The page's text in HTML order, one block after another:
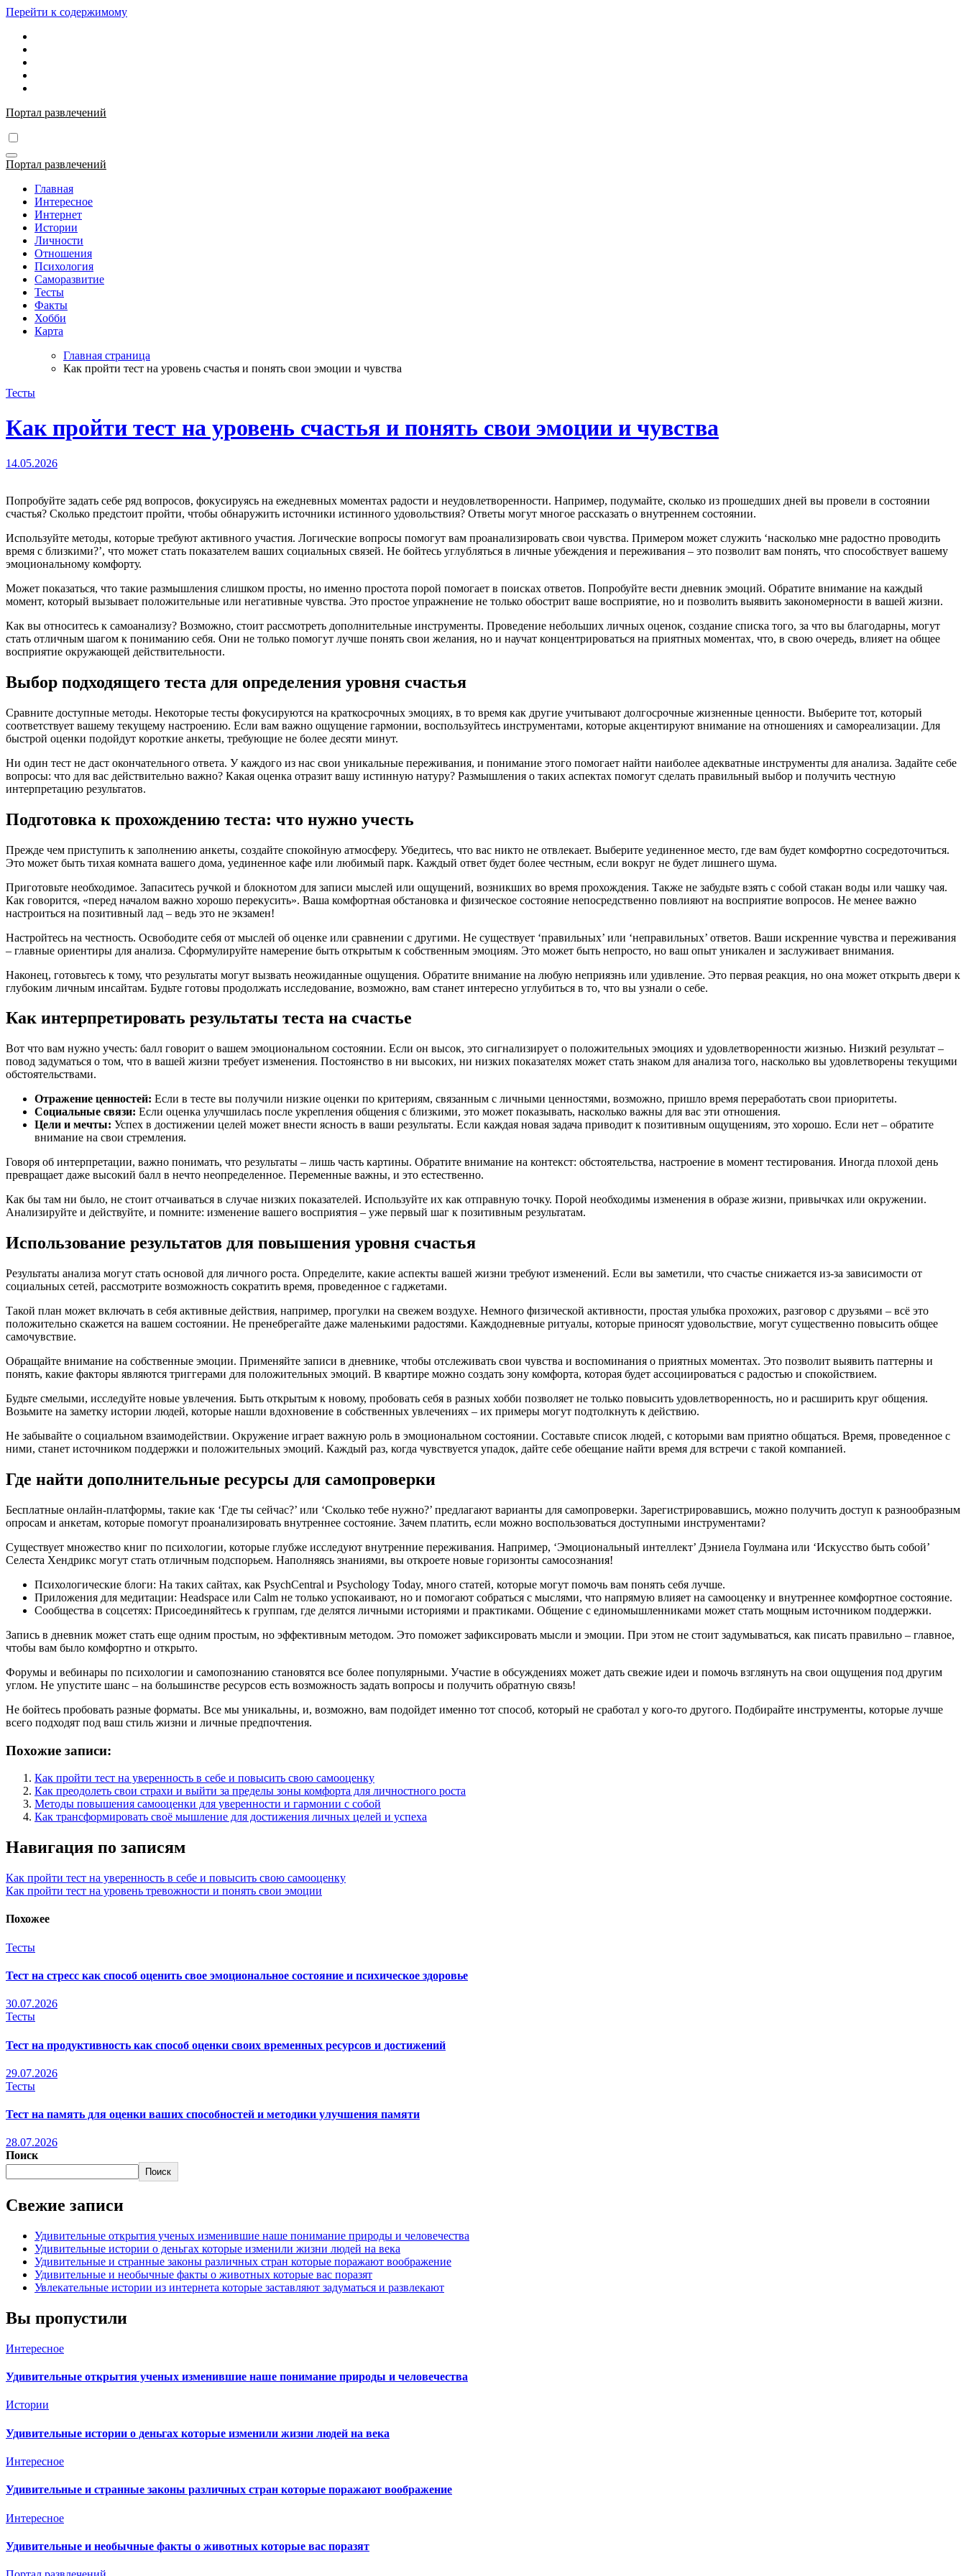
Перейти к содержимому
Портал развлечений
Портал развлечений
Главная
Интересное
Интернет
Истории
Личности
Отношения
Психология
Саморазвитие
Тесты
Факты
Хобби
Карта
Главная страница
Как пройти тест на уровень счастья и понять свои эмоции и чувства
Тесты
Как пройти тест на уровень счастья и понять свои эмоции и чувства
14.05.2026
Попробуйте задать себе ряд вопросов, фокусируясь на ежедневных моментах радости и неудовлетворенности. Например, подумайте, сколько из прошедших дней вы провели в состоянии
счастья? Сколько предстоит пройти, чтобы обнаружить источники истинного удовольствия? Ответы могут многое рассказать о внутреннем состоянии.
Используйте методы, которые требуют активного участия. Логические вопросы помогут вам проанализировать свои чувства. Примером может служить ‘насколько мне радостно проводить
время с близкими?’, что может стать показателем ваших социальных связей. Не бойтесь углубляться в личные убеждения и переживания – это позволит вам понять, что способствует вашему
эмоциональному комфорту.
Может показаться, что такие размышления слишком просты, но именно простота порой помогает в поисках ответов. Попробуйте вести дневник эмоций. Обратите внимание на каждый
момент, который вызывает положительные или негативные чувства. Это простое упражнение не только обострит ваше восприятие, но и позволить выявить закономерности в вашей жизни.
Как вы относитесь к самоанализу? Возможно, стоит рассмотреть дополнительные инструменты. Проведение небольших личных оценок, создание списка того, за что вы благодарны, могут
стать отличным шагом к пониманию себя. Они не только помогут лучше понять свои желания, но и научат концентрироваться на приятных моментах, что, в свою очередь, влияет на общее
восприятие окружающей действительности.
Выбор подходящего теста для определения уровня счастья
Сравните доступные методы. Некоторые тесты фокусируются на краткосрочных эмоциях, в то время как другие учитывают долгосрочные жизненные ценности. Выберите тот, который
соответствует вашему текущему настроению. Если вам важно ощущение гармонии, воспользуйтесь инструментами, которые акцентируют внимание на отношениях и самореализации. Для
быстрой оценки подойдут короткие анкеты, требующие не более десяти минут.
Ни один тест не даст окончательного ответа. У каждого из нас свои уникальные переживания, и понимание этого помогает найти наиболее адекватные инструменты для анализа. Задайте себе
вопросы: что для вас действительно важно? Какая оценка отразит вашу истинную натуру? Размышления о таких аспектах помогут сделать правильный выбор и получить честную
интерпретацию результатов.
Подготовка к прохождению теста: что нужно учесть
Прежде чем приступить к заполнению анкеты, создайте спокойную атмосферу. Убедитесь, что вас никто не отвлекает. Выберите уединенное место, где вам будет комфортно сосредоточиться.
Это может быть тихая комната вашего дома, уединенное кафе или любимый парк. Каждый ответ будет более честным, если вокруг не будет лишнего шума.
Приготовьте необходимое. Запаситесь ручкой и блокнотом для записи мыслей или ощущений, возникших во время прохождения. Также не забудьте взять с собой стакан воды или чашку чая.
Как говорится, «перед началом важно хорошо перекусить». Ваша комфортная обстановка и физическое состояние непосредственно повлияют на восприятие вопросов. Не менее важно
настроиться на позитивный лад – ведь это не экзамен!
Настройтесь на честность. Освободите себя от мыслей об оценке или сравнении с другими. Не существует ‘правильных’ или ‘неправильных’ ответов. Ваши искренние чувства и переживания
– главные ориентиры для анализа. Сформулируйте намерение быть открытым к собственным эмоциям. Это может быть непросто, но ваш опыт уникален и заслуживает внимания.
Наконец, готовьтесь к тому, что результаты могут вызвать неожиданные ощущения. Обратите внимание на любую неприязнь или удивление. Это первая реакция, но она может открыть двери к
глубоким личным инсайтам. Будьте готовы продолжать исследование, возможно, вам станет интересно углубиться в то, что вы узнали о себе.
Как интерпретировать результаты теста на счастье
Вот что вам нужно учесть: балл говорит о вашем эмоциональном состоянии. Если он высок, это сигнализирует о положительных эмоциях и удовлетворенности жизнью. Низкий результат –
повод задуматься о том, что в вашей жизни требует изменения. Постоянство в ни высоких, ни низких показателях может стать знаком для анализа того, насколько вы удовлетворены текущими
обстоятельствами.
Отражение ценностей: Если в тесте вы получили низкие оценки по критериям, связанным с личными ценностями, возможно, пришло время переработать свои приоритеты.
Социальные связи: Если оценка улучшилась после укрепления общения с близкими, это может показывать, насколько важны для вас эти отношения.
Цели и мечты: Успех в достижении целей может внести ясность в ваши результаты. Если каждая новая задача приводит к позитивным ощущениям, это хорошо. Если нет – обратите
внимание на свои стремления.
Говоря об интерпретации, важно понимать, что результаты – лишь часть картины. Обратите внимание на контекст: обстоятельства, настроение в момент тестирования. Иногда плохой день
превращает даже высокий балл в нечто неопределенное. Переменные важны, и это естественно.
Как бы там ни было, не стоит отчаиваться в случае низких показателей. Используйте их как отправную точку. Порой необходимы изменения в образе жизни, привычках или окружении.
Анализируйте и действуйте, и помните: изменение вашего восприятия – уже первый шаг к позитивным результатам.
Использование результатов для повышения уровня счастья
Результаты анализа могут стать основой для личного роста. Определите, какие аспекты вашей жизни требуют изменений. Если вы заметили, что счастье снижается из-за зависимости от
социальных сетей, рассмотрите возможность сократить время, проведенное с гаджетами.
Такой план может включать в себя активные действия, например, прогулки на свежем воздухе. Немного физической активности, простая улыбка прохожих, разговор с друзьями – всё это
положительно скажется на вашем состоянии. Не пренебрегайте даже маленькими радостями. Каждодневные ритуалы, которые приносят удовольствие, могут существенно повысить общее
самочувствие.
Обращайте внимание на собственные эмоции. Применяйте записи в дневнике, чтобы отслеживать свои чувства и воспоминания о приятных моментах. Это позволит выявить паттерны и
понять, какие факторы являются триггерами для положительных эмоций. В квартире можно создать зону комфорта, которая будет ассоциироваться с радостью и спокойствием.
Будьте смелыми, исследуйте новые увлечения. Быть открытым к новому, пробовать себя в разных хобби позволяет не только повысить удовлетворенность, но и расширить круг общения.
Возьмите на заметку истории людей, которые нашли вдохновение в собственных увлечениях – их примеры могут подтолкнуть к действию.
Не забывайте о социальном взаимодействии. Окружение играет важную роль в эмоциональном состоянии. Составьте список людей, с которыми вам приятно общаться. Время, проведенное с
ними, станет источником поддержки и положительных эмоций. Каждый раз, когда чувствуется упадок, дайте себе обещание найти время для встречи с такой компанией.
Где найти дополнительные ресурсы для самопроверки
Бесплатные онлайн-платформы, такие как ‘Где ты сейчас?’ или ‘Сколько тебе нужно?’ предлагают варианты для самопроверки. Зарегистрировавшись, можно получить доступ к разнообразным
опросам и анкетам, которые помогут проанализировать внутреннее состояние. Зачем платить, если можно воспользоваться доступными инструментами?
Существует множество книг по психологии, которые глубже исследуют внутренние переживания. Например, ‘Эмоциональный интеллект’ Дэниела Гоулмана или ‘Искусство быть собой’
Селеста Хендрикс могут стать отличным подспорьем. Наполняясь знаниями, вы откроете новые горизонты самосознания!
Психологические блоги: На таких сайтах, как PsychCentral и Psychology Today, много статей, которые могут помочь вам понять себя лучше.
Приложения для медитации: Headspace или Calm не только успокаивают, но и помогают собраться с мыслями, что напрямую влияет на самооценку и внутреннее комфортное состояние.
Сообщества в соцсетях: Присоединяйтесь к группам, где делятся личными историями и практиками. Общение с единомышленниками может стать мощным источником поддержки.
Запись в дневник может стать еще одним простым, но эффективным методом. Это поможет зафиксировать мысли и эмоции. При этом не стоит задумываться, как писать правильно – главное,
чтобы вам было комфортно и открыто.
Форумы и вебинары по психологии и самопознанию становятся все более популярными. Участие в обсуждениях может дать свежие идеи и помочь взглянуть на свои ощущения под другим
углом. Не упустите шанс – на большинстве ресурсов есть возможность задать вопросы и получить обратную связь!
Не бойтесь пробовать разные форматы. Все мы уникальны, и, возможно, вам подойдет именно тот способ, который не сработал у кого-то другого. Подбирайте инструменты, которые лучше
всего подходят под ваш стиль жизни и личные предпочтения.
Похожие записи:
Как пройти тест на уверенность в себе и повысить свою самооценку
Как преодолеть свои страхи и выйти за пределы зоны комфорта для личностного роста
Методы повышения самооценки для уверенности и гармонии с собой
Как трансформировать своё мышление для достижения личных целей и успеха
Навигация по записям
Как пройти тест на уверенность в себе и повысить свою самооценку
Как пройти тест на уровень тревожности и понять свои эмоции
Похожее
Тесты
Тест на стресс как способ оценить свое эмоциональное состояние и психическое здоровье
30.07.2026
Тесты
Тест на продуктивность как способ оценки своих временных ресурсов и достижений
29.07.2026
Тесты
Тест на память для оценки ваших способностей и методики улучшения памяти
28.07.2026
Поиск
Поиск
Свежие записи
Удивительные открытия ученых изменившие наше понимание природы и человечества
Удивительные истории о деньгах которые изменили жизни людей на века
Удивительные и странные законы различных стран которые поражают воображение
Удивительные и необычные факты о животных которые вас поразят
Увлекательные истории из интернета которые заставляют задуматься и развлекают
Вы пропустили
Интересное
Удивительные открытия ученых изменившие наше понимание природы и человечества
Истории
Удивительные истории о деньгах которые изменили жизни людей на века
Интересное
Удивительные и странные законы различных стран которые поражают воображение
Интересное
Удивительные и необычные факты о животных которые вас поразят